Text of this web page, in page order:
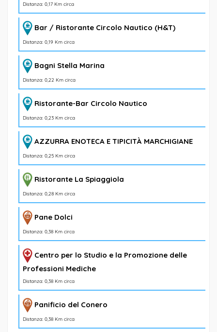
Distanza: 0,17 Km circa
Bar / Ristorante Circolo Nautico (H&T)
Distanza: 0,19 Km circa
Bagni Stella Marina
Distanza: 0,22 Km circa
Ristorante-Bar Circolo Nautico
Distanza: 0,23 Km circa
AZZURRA ENOTECA E TIPICITÀ MARCHIGIANE
Distanza: 0,25 Km circa
Ristorante La Spiaggiola
Distanza: 0,28 Km circa
Pane Dolci
Distanza: 0,38 Km circa
Centro per lo Studio e la Promozione delle
Professioni Mediche
Distanza: 0,38 Km circa
Panificio del Conero
Distanza: 0,38 Km circa